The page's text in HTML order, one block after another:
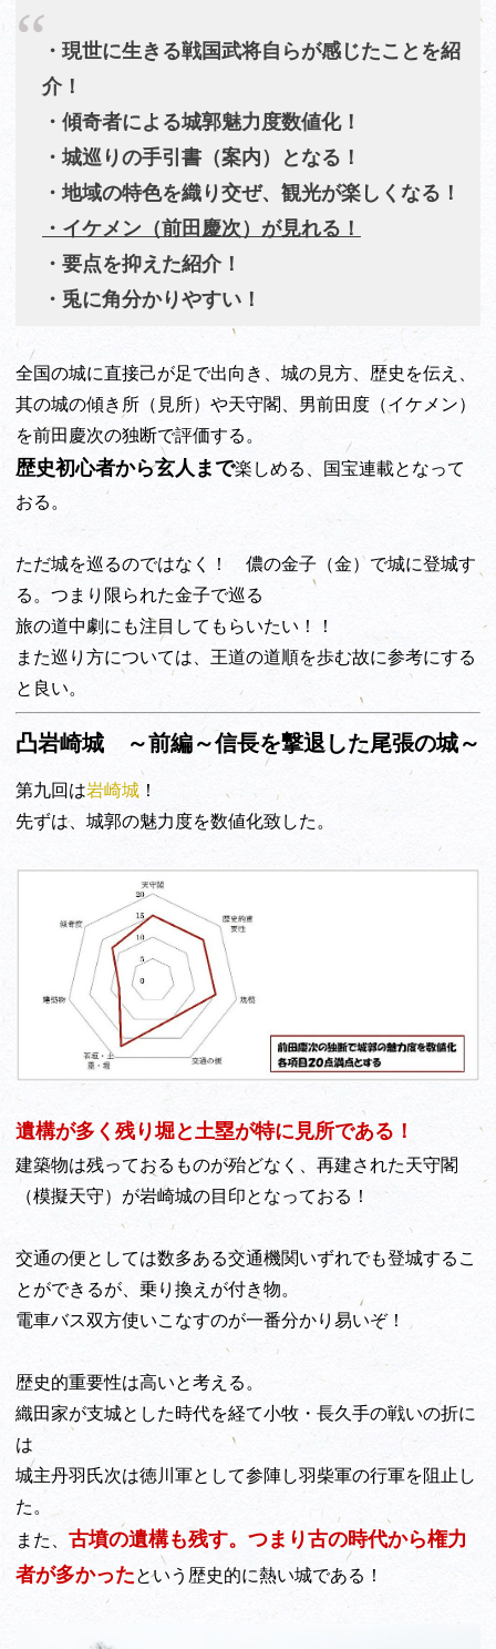
・現世に生きる戦国武将自らが感じたことを紹
介！
・傾奇者による城郭魅力度数値化！
・城巡りの手引書（案内）となる！
・地域の特色を織り交ぜ、観光が楽しくなる！
・イケメン（前田慶次）が見れる！
・要点を抑えた紹介！
・兎に角分かりやすい！
全国の城に直接己が足で出向き、城の見方、歴史を伝え、
其の城の傾き所（見所）や天守閣、男前田度（イケメン）
を前田慶次の独断で評価する。
歴史初心者から玄人まで楽しめる、国宝連載となって
おる。
ただ城を巡るのではなく！ 儂の金子（金）で城に登城す
る。つまり限られた金子で巡る
旅の道中劇にも注目してもらいたい！！
また巡り方については、王道の道順を歩む故に参考にする
と良い。
凸岩崎城 ～前編～信長を撃退した尾張の城～
第九回は岩崎城 ！
先ずは、城郭の魅力度を数値化致した。
遺構が多く残り堀と土塁が特に見所である！
建築物は残っておるものが殆どなく、再建された天守閣
（模擬天守）が岩崎城の目印となっておる！
交通の便としては数多ある交通機関いずれでも登城するこ
とができるが、乗り換えが付き物。
電車バス双方使いこなすのが一番分かり易いぞ！
歴史的重要性は高いと考える。
織田家が支城とした時代を経て小牧・長久手の戦いの折に
は
城主丹羽氏次は徳川軍として参陣し羽柴軍の行軍を阻止し
た。
また、 古墳の遺構も残す。つまり古の時代から権力
者が多かったという歴史的に熱い城である！